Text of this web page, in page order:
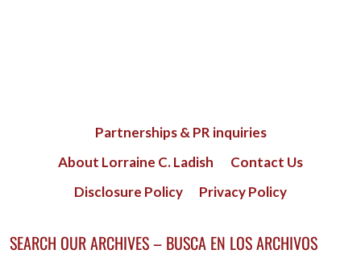
Partnerships & PR inquiries
About Lorraine C. Ladish
Contact Us
Disclosure Policy
Privacy Policy
SEARCH OUR ARCHIVES – BUSCA EN LOS ARCHIVOS